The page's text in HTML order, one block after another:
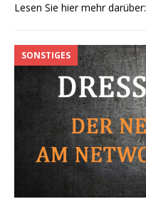
Lesen Sie hier mehr darüber:
SONSTIGES